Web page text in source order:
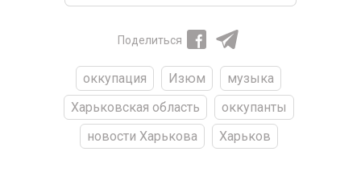
Поделиться
оккупация Изюм
музыка
Харьковская область
оккупанты
новости Харькова
Харьков